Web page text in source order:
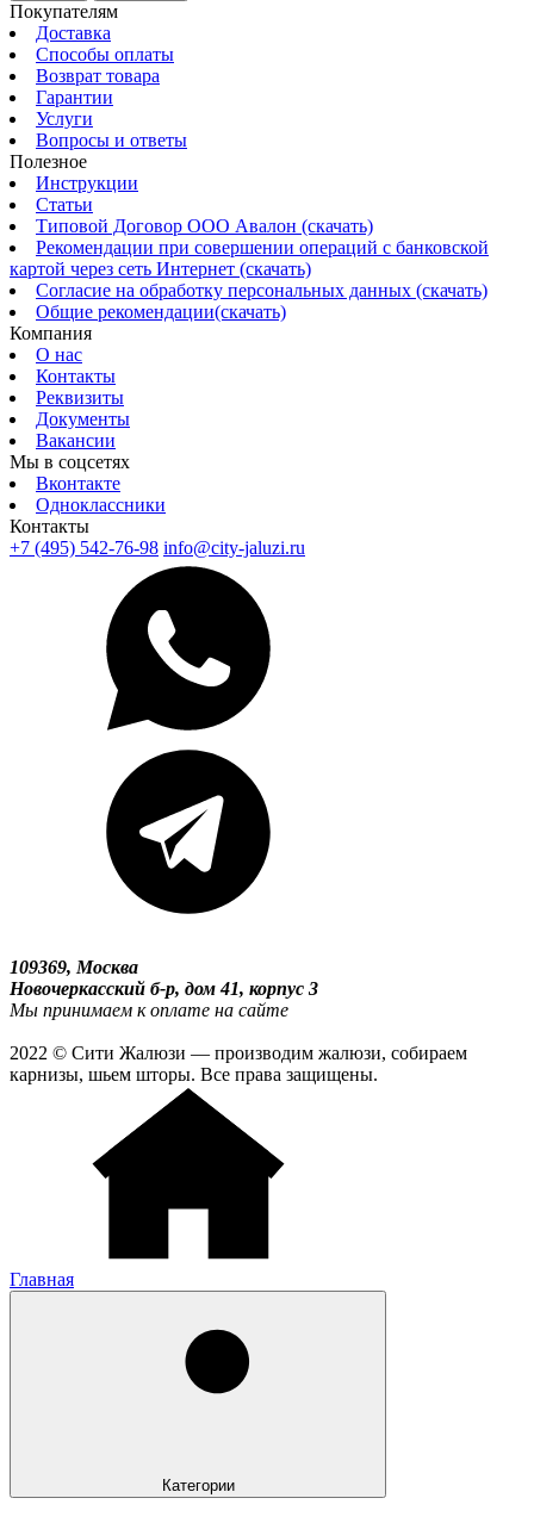
Покупателям
Доставка
Способы оплаты
Возврат товара
Гарантии
Услуги
Вопросы и ответы
Полезное
Инструкции
Статьи
Типовой Договор ООО Авалон (скачать)
Рекомендации при совершении операций с банковской
картой через сеть Интернет (скачать)
Согласие на обработку персональных данных (скачать)
Общие рекомендации(скачать)
Компания
О нас
Контакты
Реквизиты
Документы
Вакансии
Мы в соцсетях
Вконтакте
Одноклассники
Контакты
+7 (495) 542-76-98 info@city-jaluzi.ru
109369, Москва
Новочеркасский б-р, дом 41, корпус 3
Мы принимаем к оплате на сайте
2022 © Сити Жалюзи — производим жалюзи, собираем
карнизы, шьем шторы. Все права защищены.
Главная
Категории